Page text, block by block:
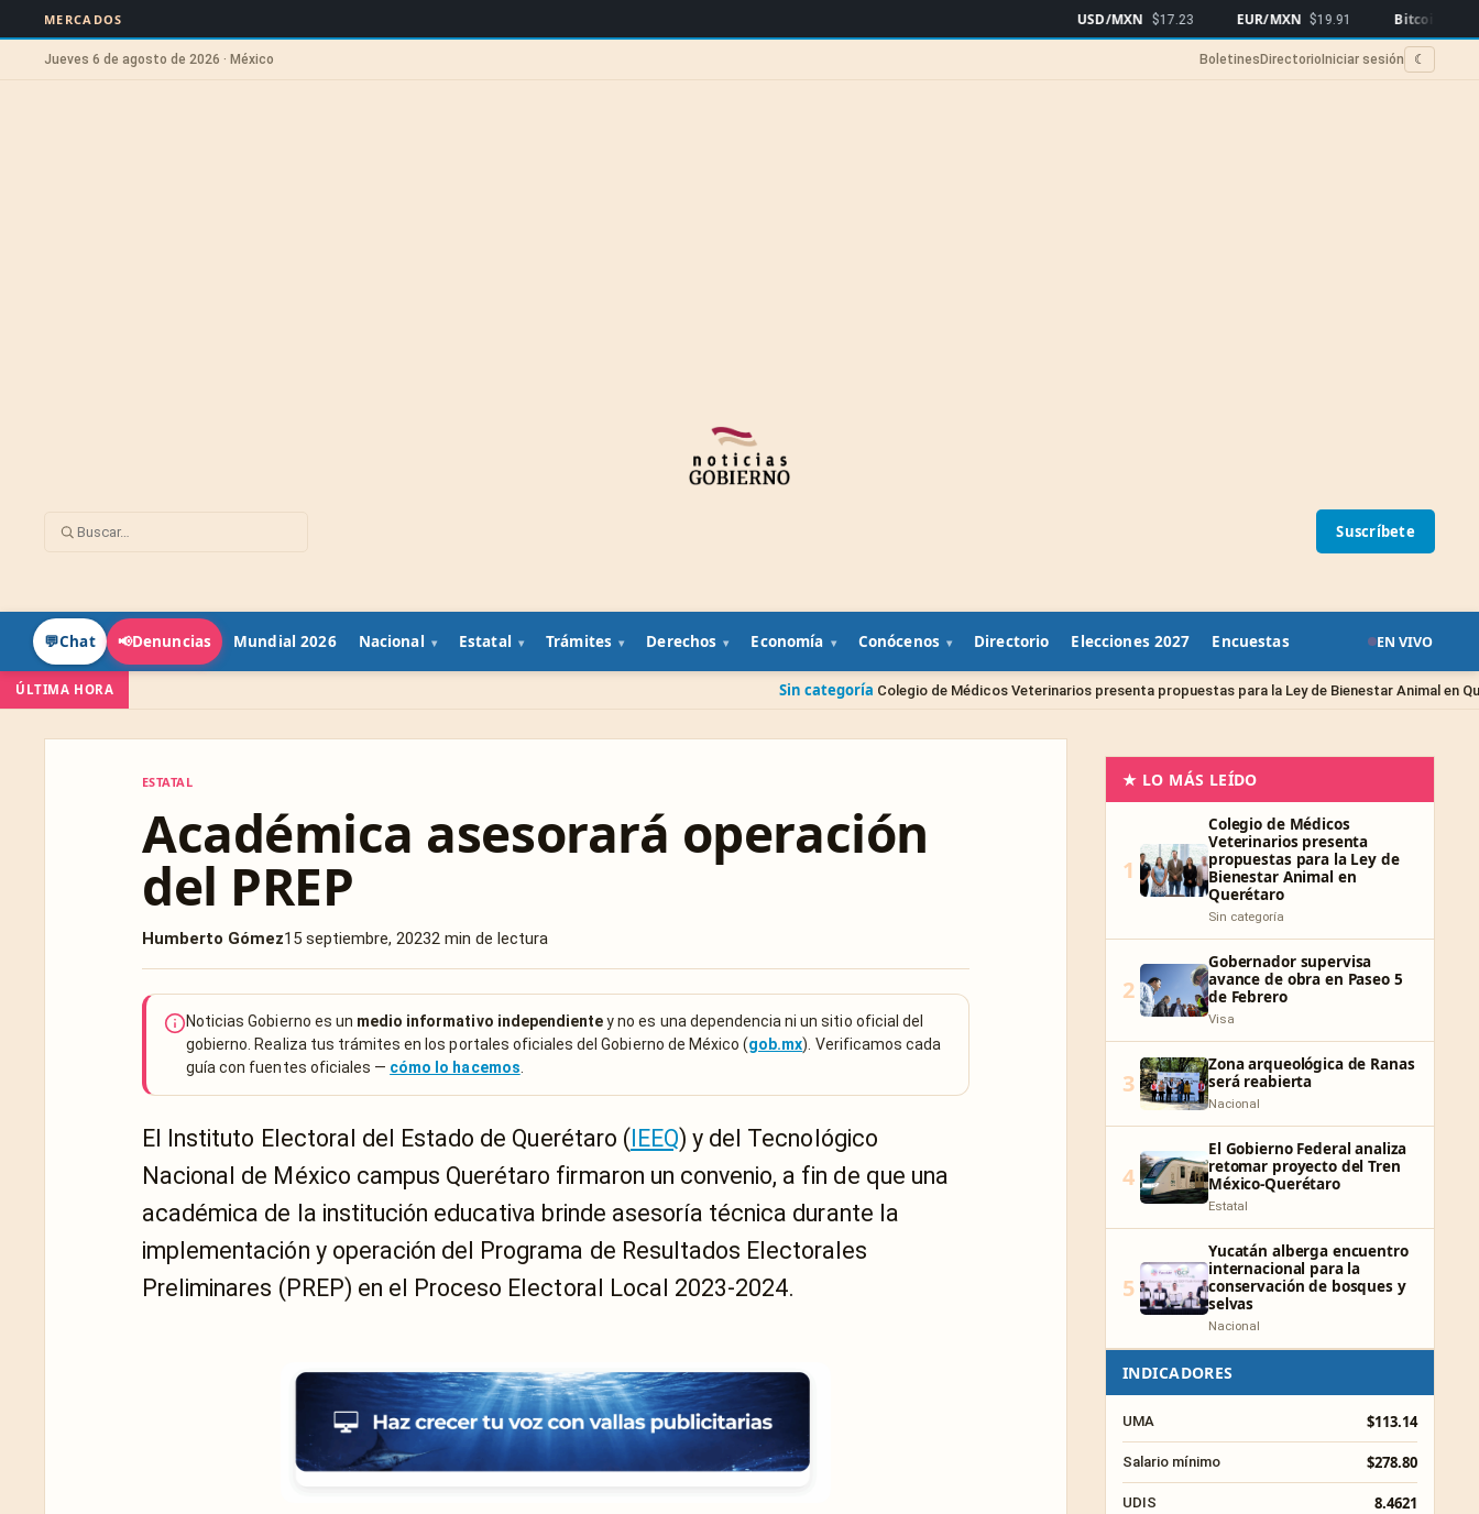
MERCADOS USD/MXN $17.23 EUR/MXN $19.91 Bitcoin $64,228
Jueves 6 de agosto de 2026 · México Boletines Directorio Iniciar sesión ☾
Suscríbete
💬Chat 📢Denuncias Mundial 2026 Nacional Estatal Trámites Derechos Economía Conócenos Directorio Elecciones 2027 Encuestas EN VIVO
ÚLTIMA HORA Colegio de Médicos Veterinarios presenta propuestas para la Ley de Bienestar Animal en Querétaro
ESTATAL
Académica asesorará operación
del PREP
Humberto Gómez15 septiembre, 20232 min de lectura
Noticias Gobierno es un medio informativo independientey no es una dependencia ni un sitio oficial del
gobierno. Realiza tus trámites en los portales oficiales del Gobierno de México (gob.mx). Verificamos cada
guía con fuentes oficiales — cómo lo hacemos
El Instituto Electoral del Estado de Querétaro (IEEQ) y del Tecnológico
Nacional de México campus Querétaro firmaron un convenio, a fin de que una
académica de la institución educativa brinde asesoría técnica durante la
implementación y operación del Programa de Resultados Electorales
Preliminares (PREP) en el Proceso Electoral Local 2023-2024.
★ LO MÁS LEÍDO
1
Colegio de Médicos
Veterinarios presenta
propuestas para la Ley de
Bienestar Animal en
Querétaro
Sin categoría
2
Gobernador supervisa
avance de obra en Paseo 5
de Febrero
Visa
3
Zona arqueológica de Ranas
será reabierta
Nacional
4
El Gobierno Federal analiza
retomar proyecto del Tren
México-Querétaro
Estatal
5
Yucatán alberga encuentro
internacional para la
conservación de bosques y
selvas
Nacional
INDICADORES
UMA $113.14
Salario mínimo $278.80
UDIS 8.4621